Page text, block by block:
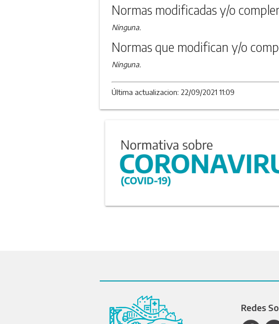
Normas modificadas y/o
Ninguna.
Normas que modifican y/o
Ninguna.
Última actualizacion: 22/09/2021 11:09
Redes